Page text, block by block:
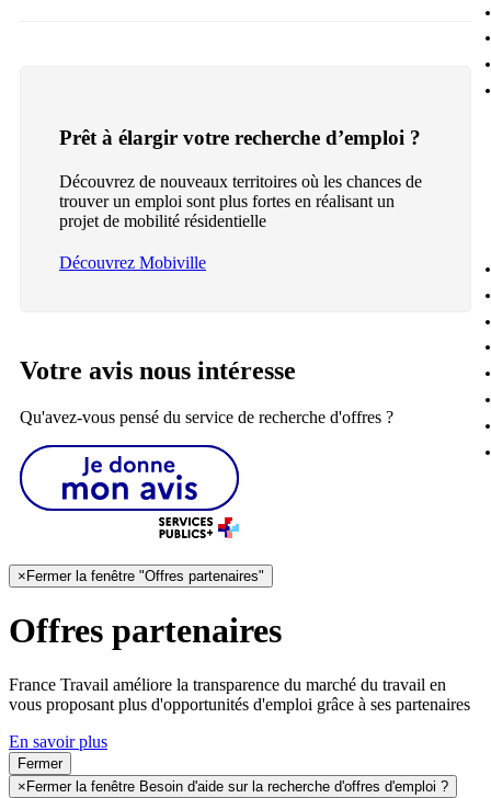
Prêt à élargir votre recherche d’emploi ?
Découvrez de nouveaux territoires où les chances de
trouver un emploi sont plus fortes en réalisant un
projet de mobilité résidentielle
Découvrez Mobiville
Votre avis nous intéresse
Qu'avez-vous pensé du service de recherche d'offres ?
× Fermer la fenêtre "Offres partenaires"
Offres partenaires
France Travail améliore la transparence du marché du travail en
vous proposant plus d'opportunités d'emploi grâce à ses partenaires
En savoir plus
Fermer
× Fermer la fenêtre Besoin d'aide sur la recherche d'offres d'emploi ?